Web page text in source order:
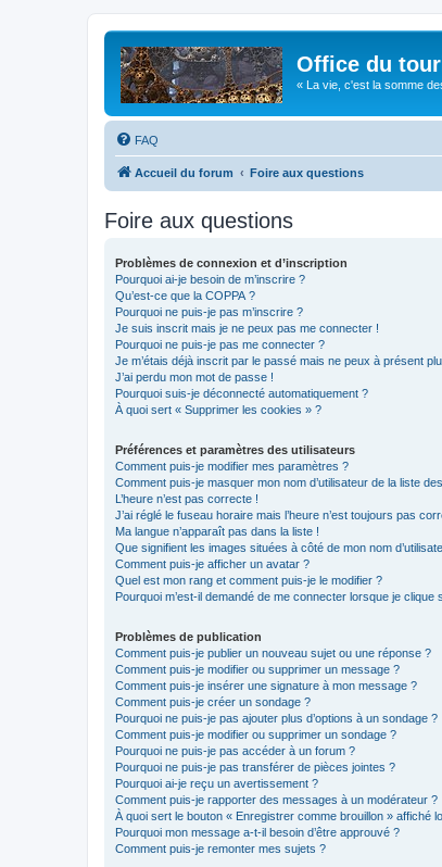
Office du
« La vie, c'est la somme
FAQ
Accueil du forum Foire aux questions
Foire aux questions
Problèmes de connexion et d’inscription
Pourquoi ai-je besoin de m’inscrire ?
Qu’est-ce que la COPPA ?
Pourquoi ne puis-je pas m’inscrire ?
Je suis inscrit mais je ne peux pas me connecter !
Pourquoi ne puis-je pas me connecter ?
Je m’étais déjà inscrit par le passé mais ne peux à présent
J’ai perdu mon mot de passe !
Pourquoi suis-je déconnecté automatiquement ?
À quoi sert « Supprimer les cookies » ?
Préférences et paramètres des utilisateurs
Comment puis-je modifier mes paramètres ?
Comment puis-je masquer mon nom d’utilisateur de la liste
L’heure n’est pas correcte !
J’ai réglé le fuseau horaire mais l’heure n’est toujours pas
Ma langue n’apparaît pas dans la liste !
Que signifient les images situées à côté de mon nom
Comment puis-je afficher un avatar ?
Quel est mon rang et comment puis-je le modifier ?
Pourquoi m’est-il demandé de me connecter lorsque je
Problèmes de publication
Comment puis-je publier un nouveau sujet ou une réponse ?
Comment puis-je modifier ou supprimer un message ?
Comment puis-je insérer une signature à mon message ?
Comment puis-je créer un sondage ?
Pourquoi ne puis-je pas ajouter plus d’options à un sondage ?
Comment puis-je modifier ou supprimer un sondage ?
Pourquoi ne puis-je pas accéder à un forum ?
Pourquoi ne puis-je pas transférer de pièces jointes ?
Pourquoi ai-je reçu un avertissement ?
Comment puis-je rapporter des messages à un modérateur ?
À quoi sert le bouton « Enregistrer comme brouillon » affiché
Pourquoi mon message a-t-il besoin d’être approuvé ?
Comment puis-je remonter mes sujets ?